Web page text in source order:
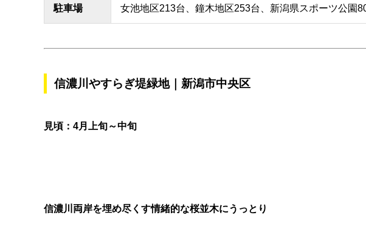
駐車場 女池地区213台、鐘木地区253台、新潟県スポーツ公園
信濃川やすらぎ堤緑地｜新潟市中央区
見頃：4月上旬～中旬
信濃川両岸を埋め尽くす情緒的な桜並木にうっとり